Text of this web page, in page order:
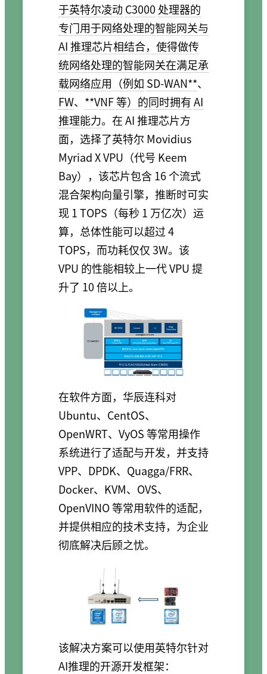
于英特尔凌动 C3000 处理器的
专门用于网络处理的智能网关与
AI推理芯片相结合，使得做传
统网络处理的智能网关在满足承
载网络应用（例如 SD-WAN**、
FW、 **VNF等）的同时拥有AI
推理能力。在 AI 推理芯片方
面，选择了英特尔 Movidius
Myriad X VPU（代号 Keem
Bay），该芯片包含 16 个流式
混合架构向量引擎，推断时可实
现 1 TOPS（每秒 1 万亿次）运
算，总体性能可以超过 4
TOPS，而功耗仅仅 3W。该
VPU 的性能相较上一代 VPU 提
升了 10 倍以上。
在软件方面，华辰连科对
Ubuntu、CentOS、
OpenWRT、VyOS 等常用操作
系统进行了适配与开发，并支持
VPP、DPDK、Quagga/FRR、
Docker、KVM、OVS、
OpenVINO 等常用软件的适配，
并提供相应的技术支持，为企业
彻底解决后顾之忧。
该解决方案可以使用英特尔针对
AI推理的开源开发框架：